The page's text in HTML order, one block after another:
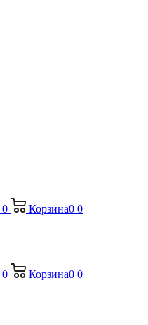
0 Корзина0 0
0 Корзина0 0